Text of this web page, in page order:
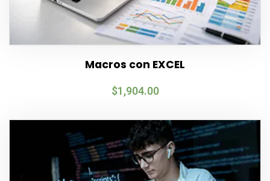
Macros con EXCEL
$1,904.00